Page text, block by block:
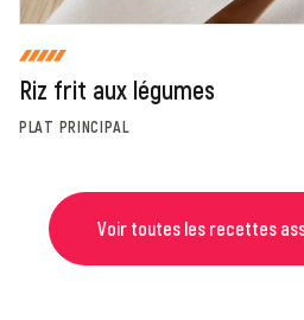
Riz frit aux légumes
PLAT PRINCIPAL
Voir toutes les recettes